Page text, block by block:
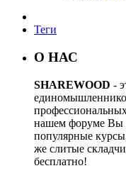
Теги
О НАС
SHAREWOOD -
нашем форуме Вы
популярные
же слитые
бесплатно!